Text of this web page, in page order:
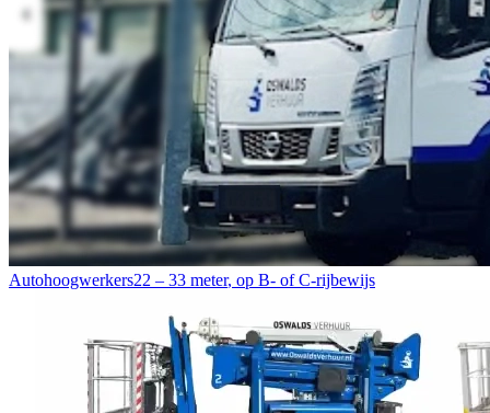
Autohoogwerkers22 – 33 meter, op B- of C-rijbewijs